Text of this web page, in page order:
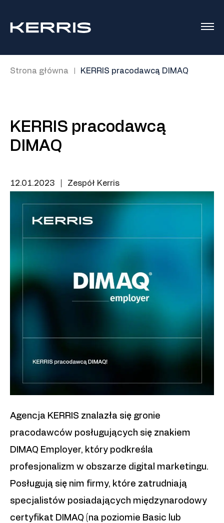
Strona główna KERRIS pracodawcą DIMAQ
KERRIS pracodawcą
DIMAQ
12.01.2023 Zespół Kerris
Agencja KERRIS znalazła się gronie
pracodawców posługujących się znakiem
DIMAQ Employer, który podkreśla
profesjonalizm w obszarze digital marketingu.
Posługują się nim firmy, które zatrudniają
specjalistów posiadających międzynarodowy
certyfikat DIMAQ (na poziomie Basic lub